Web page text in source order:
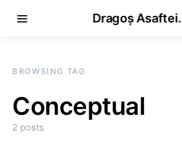
Dragoș Asaftei.
BROWSING TAG
Conceptual
2 posts